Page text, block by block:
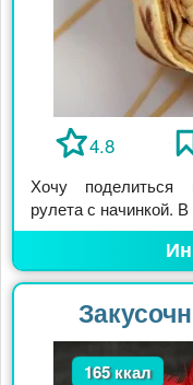
4.8
Хочу поделиться
рулета с начинкой.
165 ккал